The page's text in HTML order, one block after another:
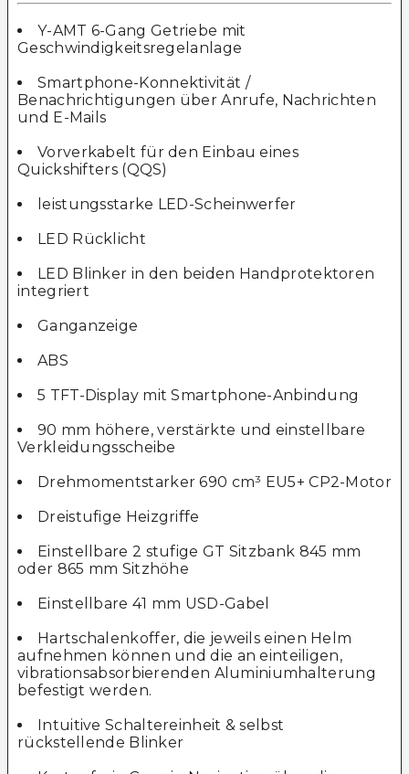
Y-AMT 6-Gang Getriebe mit
Geschwindigkeitsregelanlage
Smartphone-Konnektivität /
Benachrichtigungen über Anrufe, Nachrichten
und E-Mails
Vorverkabelt für den Einbau eines
Quickshifters (QQS)
leistungsstarke LED-Scheinwerfer
LED Rücklicht
LED Blinker in den beiden Handprotektoren
integriert
Ganganzeige
ABS
5 TFT-Display mit Smartphone-Anbindung
90 mm höhere, verstärkte und einstellbare
Verkleidungsscheibe
Drehmomentstarker 690 cm³ EU5+ CP2-Motor
Dreistufige Heizgriffe
Einstellbare 2 stufige GT Sitzbank 845 mm
oder 865 mm Sitzhöhe
Einstellbare 41 mm USD-Gabel
Hartschalenkoffer, die jeweils einen Helm
aufnehmen können und die an einteiligen,
vibrationsabsorbierenden Aluminiumhalterung
befestigt werden.
Intuitive Schaltereinheit & selbst
rückstellende Blinker